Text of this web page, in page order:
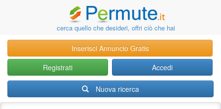
cerca quello che desideri, offri ciò che hai
Inserisci Annuncio Gratis
Registrati
Accedi
Nuova ricerca